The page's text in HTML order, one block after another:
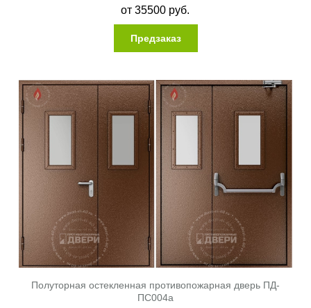
от35500 руб.
Предзаказ
Полуторная остекленная противопожарная дверь ПД-
ПС004a